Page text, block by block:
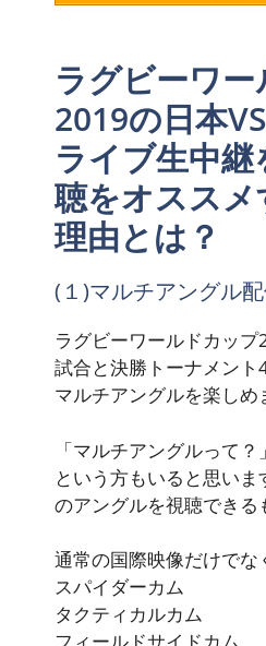
ラグビーワ
2019の日本
ライブ生中
聴をオスス
理由とは？
(１)マルチアングル
ラグビーワールドカッ
試合と決勝トーナメン
マルチアングルを楽しめ
「マルチアングルって？」
という方もいると思い
のアングルを視聴できる
通常の国際映像だけでな
スパイダーカム
タクティカルカム